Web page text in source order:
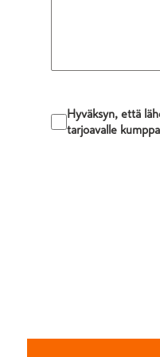
Hyväksyn, että
tarjoavalle